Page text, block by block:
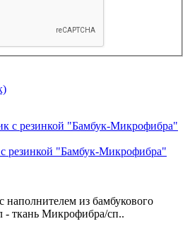
резинкой "Бамбук-Микрофибра"
наполнителем из бамбукового
- ткань Микрофибра/сп..